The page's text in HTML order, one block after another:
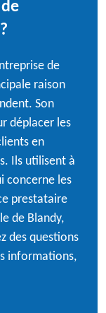
de
raison
Son
déplacer les
en
Ils utilisent à
concerne les
prestataire
de Blandy,
des questions
informations,